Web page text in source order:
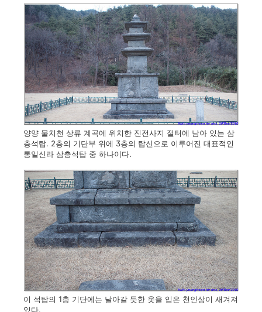
양양 물치천 상류 계곡에 위치한 진전사지 절터에 남아 있는 삼
층석탑. 2층의 기단부 위에 3층의 탑신으로 이루어진 대표적인
통일신라 삼층석탑 중 하나이다.
이 석탑의 1층 기단에는 날아갈 듯한 옷을 입은 천인상이 새겨져
있다.